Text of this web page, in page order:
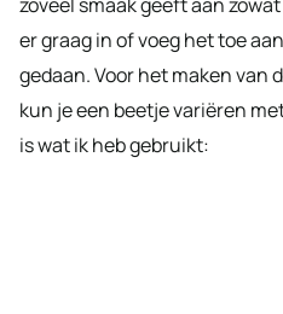
er graag in of voeg het toe
gedaan. Voor het maken van
kun je een beetje variëren
is wat ik heb gebruikt: